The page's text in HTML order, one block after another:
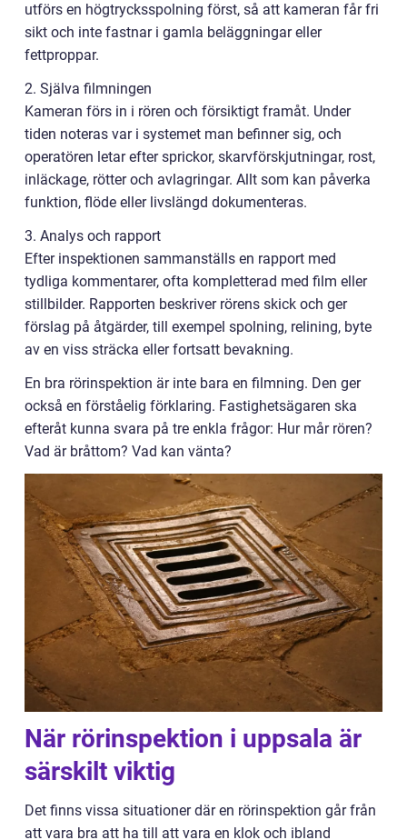
utförs en högtrycksspolning först, så att kameran får fri
sikt och inte fastnar i gamla beläggningar eller
fettproppar.
2. Själva filmningen
Kameran förs in i rören och försiktigt framåt. Under
tiden noteras var i systemet man befinner sig, och
operatören letar efter sprickor, skarvförskjutningar, rost,
inläckage, rötter och avlagringar. Allt som kan påverka
funktion, flöde eller livslängd dokumenteras.
3. Analys och rapport
Efter inspektionen sammanställs en rapport med
tydliga kommentarer, ofta kompletterad med film eller
stillbilder. Rapporten beskriver rörens skick och ger
förslag på åtgärder, till exempel spolning, relining, byte
av en viss sträcka eller fortsatt bevakning.
En bra rörinspektion är inte bara en filmning. Den ger
också en förståelig förklaring. Fastighetsägaren ska
efteråt kunna svara på tre enkla frågor: Hur mår rören?
Vad är bråttom? Vad kan vänta?
När rörinspektion i uppsala är
särskilt viktig
Det finns vissa situationer där en rörinspektion går från
att vara bra att ha till att vara en klok och ibland